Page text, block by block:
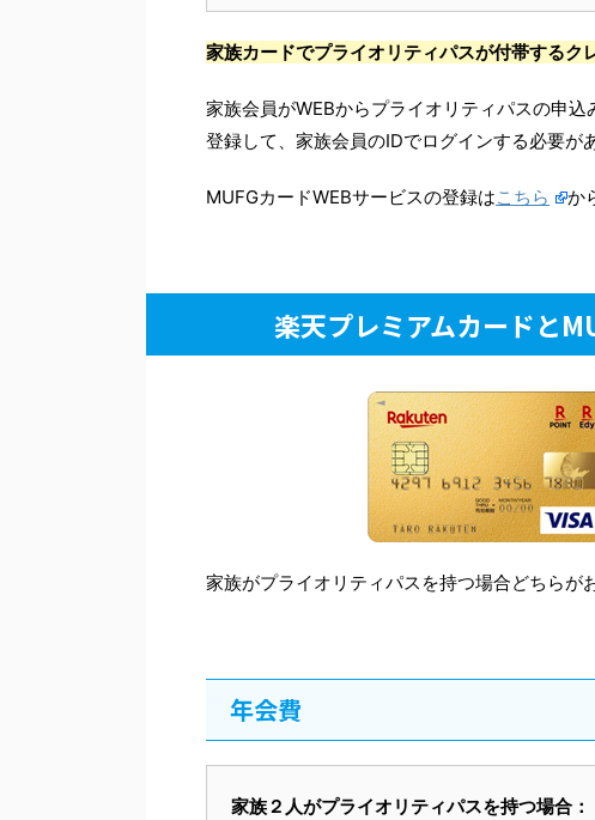
家族カードでプライオリティパスが付帯するク
家族会員がWEBからプライオリティパスの申
登録して、家族会員のIDでログインする必要が
MUFGカードWEBサービスの登録はこちら か
楽天プレミアムカードと
家族がプライオリティパスを持つ場合どちらが
年会費
家族２人がプライオリティパスを持つ場合：